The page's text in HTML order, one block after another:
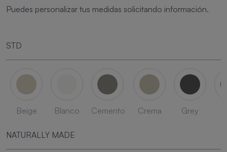
Puedes personalizar tus medidas solicitando información.
STD
Beige Blanco Cemento Crema Grey
NATURALLY MADE